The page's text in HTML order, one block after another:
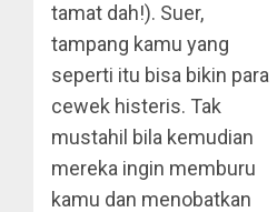
tamat dah!). Suer,
tampang kamu yang
seperti itu bisa bikin para
cewek histeris. Tak
mustahil bila kemudian
mereka ingin memburu
kamu dan menobatkan